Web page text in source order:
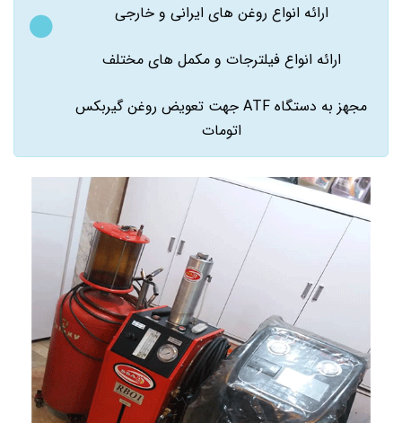
ارائه انواع روغن های ایرانی و خارجی
ارائه انواع فیلترجات و مکمل های مختلف
مجهز به دستگاه ATF جهت تعویض روغن گیربکس
اتومات